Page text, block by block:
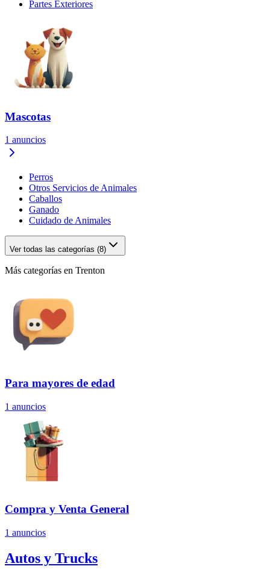
Partes Exteriores
Mascotas
1 anuncios
Perros
Otros Servicios de Animales
Caballos
Ganado
Cuidado de Animales
Ver todas las categorías (8)
Más categorías en Trenton
Para mayores de edad
1 anuncios
Compra y Venta General
1 anuncios
Autos y Trucks